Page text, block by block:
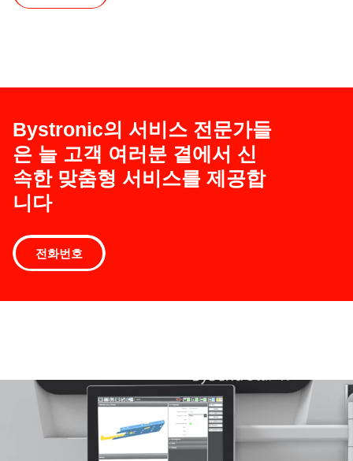
Bystronic의 서비스 전문가들
은 늘 고객 여러분 곁에서 신
속한 맞춤형 서비스를 제공합
니다
전화번호